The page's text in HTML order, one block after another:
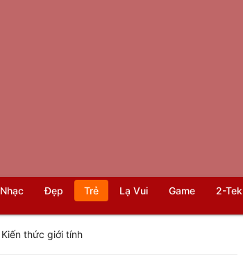
Nhạc Đẹp Trẻ Lạ Vui Game 2-Tek
Kiến thức giới tính